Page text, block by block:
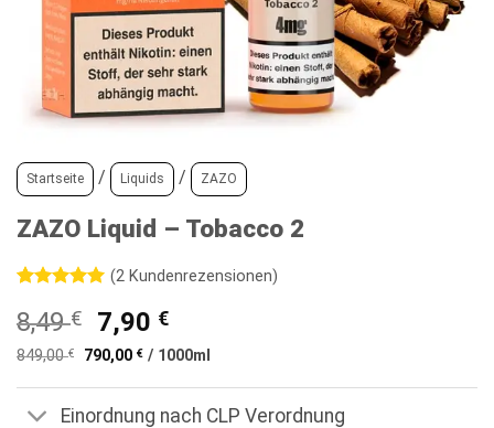
Startseite / Liquids / ZAZO
ZAZO Liquid – Tobacco 2
mit5von
5, basierend
auf
(2Kundenrezensionen)
8,49€
Ursprünglicher
Preis
war:
8,49 €
7,90 €Aktueller
Preis
7,90 €.
849,00€ 790,00€ / 1000ml
Einordnung nach CLP Verordnung